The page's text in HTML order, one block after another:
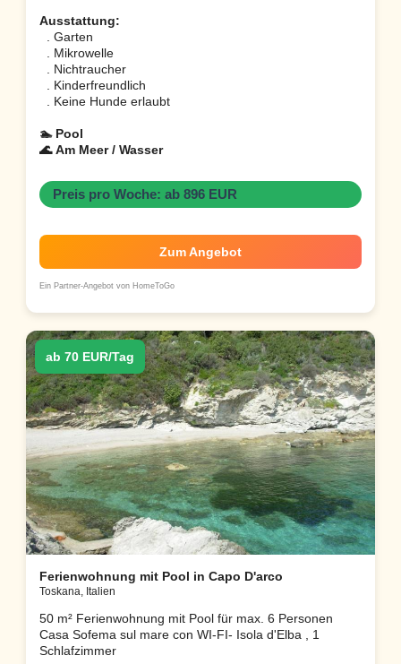
Ausstattung:
. Garten
. Mikrowelle
. Nichtraucher
. Kinderfreundlich
. Keine Hunde erlaubt
🏊 Pool
🌊 Am Meer / Wasser
Preis pro Woche: ab 896 EUR
Zum Angebot
Ein Partner-Angebot von HomeToGo
ab 70 EUR/Tag
Ferienwohnung mit Pool in Capo D'arco
Toskana, Italien
50 m² Ferienwohnung mit Pool für max. 6 Personen
Casa Sofema sul mare con WI-FI- Isola d'Elba , 1
Schlafzimmer